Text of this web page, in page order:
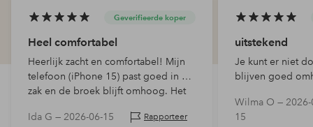
Geverifieerde koper
Heel comfortabel
Heerlijk zacht en comfortabel! Mijn
telefoon (iPhone 15) past goed in de
zak en de broek blijft omhoog. Het
een koord bij de taille zit, ook al
Ida G — 2026-06-15 Rapporteer
uitstekend
Je kunt er niet
blijven goed
gebruik als
perfect zijn als
Wilma O — 2026-
15